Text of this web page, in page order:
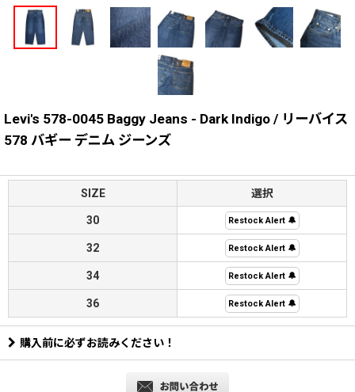
Levi's 578-0045 Baggy Jeans - Dark Indigo / リーバイス
578 バギー デニム ジーンズ
SIZE 選択
30 Restock Alert 🔔
32 Restock Alert 🔔
34 Restock Alert 🔔
36 Restock Alert 🔔
購入前に必ずお読みください！